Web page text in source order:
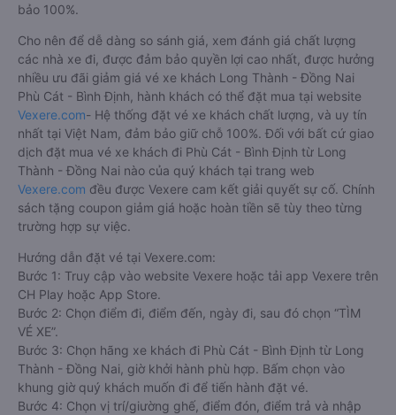
bảo 100%.
Cho nên để dễ dàng so sánh giá, xem đánh giá chất lượng
các nhà xe đi, được đảm bảo quyền lợi cao nhất, được hưởng
nhiều ưu đãi giảm giá vé xe khách Long Thành - Đồng Nai
Phù Cát - Bình Định, hành khách có thể đặt mua tại website
Vexere.com- Hệ thống đặt vé xe khách chất lượng, và uy tín
nhất tại Việt Nam, đảm bảo giữ chỗ 100%. Đối với bất cứ giao
dịch đặt mua vé xe khách đi Phù Cát - Bình Định từ Long
Thành - Đồng Nai nào của quý khách tại trang web
Vexere.com đều được Vexere cam kết giải quyết sự cố. Chính
sách tặng coupon giảm giá hoặc hoàn tiền sẽ tùy theo từng
trường hợp sự việc.
Hướng dẫn đặt vé tại Vexere.com:
Bước 1: Truy cập vào website Vexere hoặc tải app Vexere trên
CH Play hoặc App Store.
Bước 2: Chọn điểm đi, điểm đến, ngày đi, sau đó chọn “TÌM
VÉ XE”.
Bước 3: Chọn hãng xe khách đi Phù Cát - Bình Định từ Long
Thành - Đồng Nai, giờ khởi hành phù hợp. Bấm chọn vào
khung giờ quý khách muốn đi để tiến hành đặt vé.
Bước 4: Chọn vị trí/giường ghế, điểm đón, điểm trả và nhập